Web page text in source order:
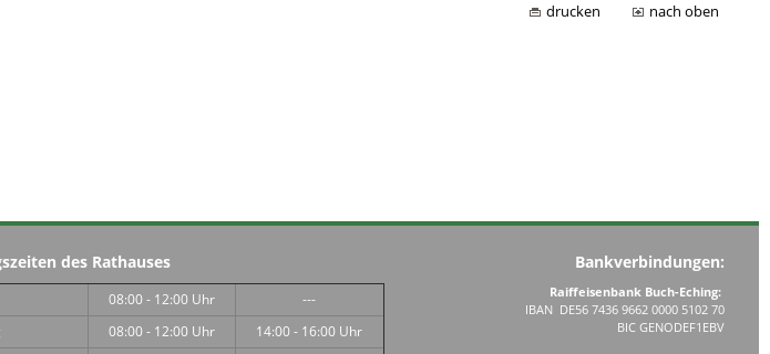
drucken nach oben
des Rathauses
08:00 - 12:00 Uhr
---
08:00 - 12:00 Uhr
14:00 - 16:00 Uhr
Bankverbindungen:
Raiffeisenbank Buch-Eching:
IBAN DE56 7436 9662 0000 5102 70
BIC GENODEF1EBV